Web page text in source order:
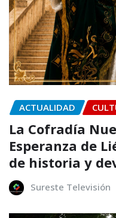
ACTUALIDAD
La Cofradía
Esperanza de
de historia y
Sureste Televisión